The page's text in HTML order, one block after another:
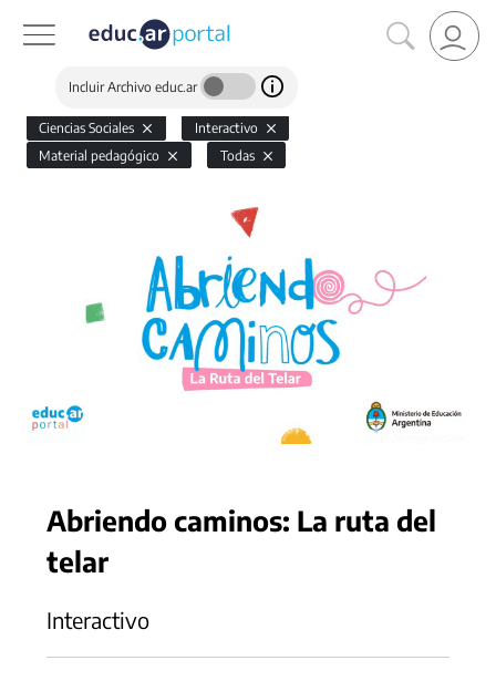
Incluir Archivo educ.ar
Ciencias Sociales
Interactivo
Material pedagógico
Todas
Abriendo caminos: La ruta del
telar
Interactivo